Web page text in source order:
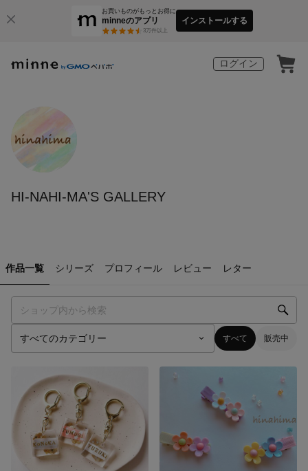
お買いものがもっとお得に
minneのアプリ
3万件以上
インストールする
ログイン
HI-NAHI-MA'S GALLERY
作品一覧 シリーズ プロフィール レビュー レター
すべて 販売中